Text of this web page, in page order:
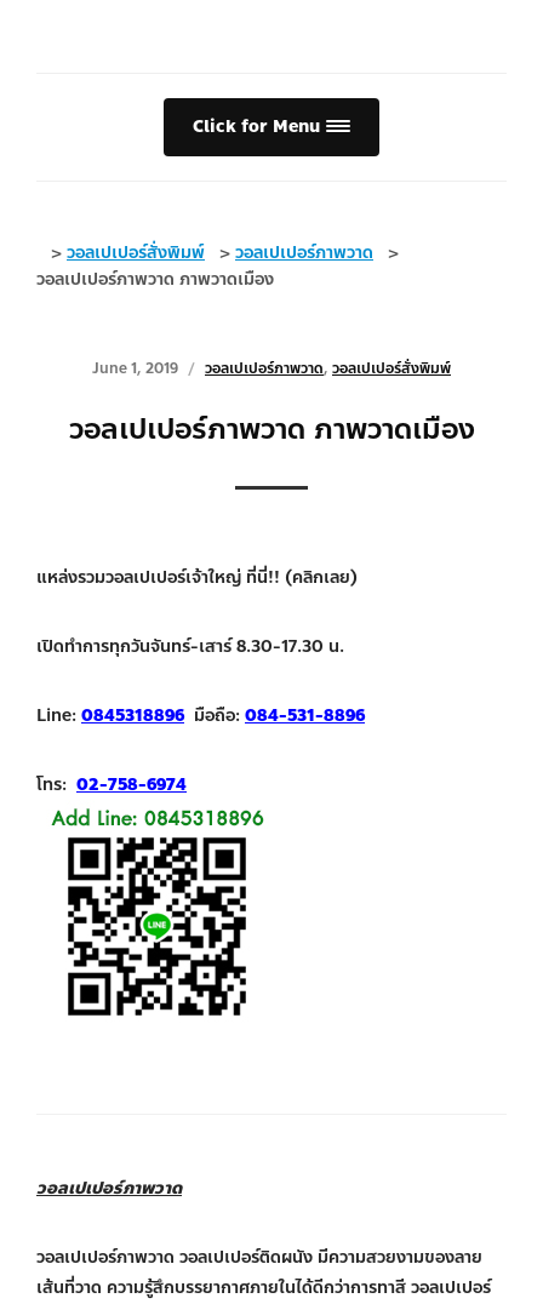
Click for Menu
>วอลเปเปอร์สั่งพิมพ์ >วอลเปเปอร์ภาพวาด
>
วอลเปเปอร์ภาพวาด ภาพวาดเมือง
June 1, 2019 วอลเปเปอร์ภาพวาด, วอลเปเปอร์สั่งพิมพ์
วอลเปเปอร์ภาพวาด ภาพวาดเมือง
แหล่งรวมวอลเปเปอร์เจ้าใหญ่ ที่นี่!! (คลิกเลย)
เปิดทำการทุกวันจันทร์-เสาร์ 8.30-17.30 น.
Line: 0845318896 มือถือ: 084-531-8896
โทร: 02-758-6974
วอลเปเปอร์ภาพวาด
วอลเปเปอร์ภาพวาด วอลเปเปอร์ติดผนัง มีความสวยงามของลาย
เส้นที่วาด ความรู้สึกบรรยากาศภายในได้ดีกว่าการทาสี วอลเปเปอร์